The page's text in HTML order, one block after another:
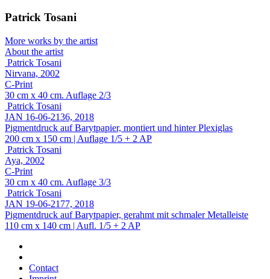
Patrick Tosani
More works by the artist
About the artist
Patrick Tosani
Nirvana, 2002
C-Print
30 cm x 40 cm. Auflage 2/3
Patrick Tosani
JAN 16-06-2136, 2018
Pigmentdruck auf Barytpapier, montiert und hinter Plexiglas
200 cm x 150 cm | Auflage 1/5 + 2 AP
Patrick Tosani
Aya, 2002
C-Print
30 cm x 40 cm. Auflage 3/3
Patrick Tosani
JAN 19-06-2177, 2018
Pigmentdruck auf Barytpapier, gerahmt mit schmaler Metalleiste
110 cm x 140 cm | Aufl. 1/5 + 2 AP
Contact